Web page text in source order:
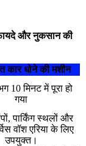
और नुकसान की
कार धोने की मशीन
10 मिनट में पूरा हो
गया
पार्किंग स्थलों और
वॉश एरिया के लिए
उपयुक्त।